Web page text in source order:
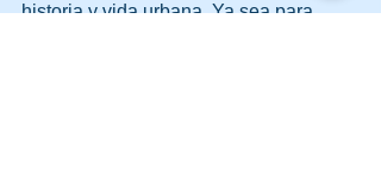
historia y vida urbana. Ya sea para